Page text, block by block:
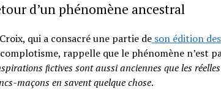
d’un phénomène ancestral
qui a consacré une partie deson édition
rappelle que le phénomène n’est
ﬁctives sont aussi anciennes que les
maçons en savent quelque chose.